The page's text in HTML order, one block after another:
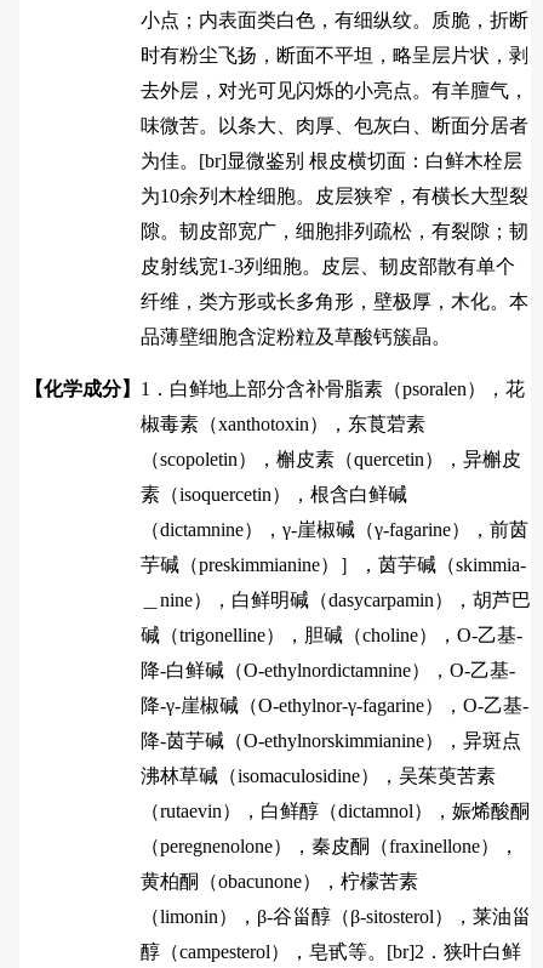
小点；内表面类白色，有细纵纹。质脆，折断
时有粉尘飞扬，断面不平坦，略呈层片状，剥
去外层，对光可见闪烁的小亮点。有羊膻气，
味微苦。以条大、肉厚、包灰白、断面分居者
为佳。[br]显微鉴别 根皮横切面：白鲜木栓层
为10余列木栓细胞。皮层狭窄，有横长大型裂
隙。韧皮部宽广，细胞排列疏松，有裂隙；韧
皮射线宽1-3列细胞。皮层、韧皮部散有单个
纤维，类方形或长多角形，壁极厚，木化。本
品薄壁细胞含淀粉粒及草酸钙簇晶。
【化学成分】 1．白鲜地上部分含补骨脂素（psoralen），花
椒毒素（xanthotoxin），东莨菪素
（scopoletin），槲皮素（quercetin），异槲皮
素（isoquercetin），根含白鲜碱
（dictamnine），γ-崖椒碱（γ-fagarine），前茵
芋碱（preskimmianine）］，茵芋碱（skimmia-
＿nine），白鲜明碱（dasycarpamin），胡芦巴
碱（trigonelline），胆碱（choline），O-乙基-
降-白鲜碱（O-ethylnordictamnine），O-乙基-
降-γ-崖椒碱（O-ethylnor-γ-fagarine），O-乙基-
降-茵芋碱（O-ethylnorskimmianine），异斑点
沸林草碱（isomaculosidine），吴茱萸苦素
（rutaevin），白鲜醇（dictamnol），娠烯酸酮
（peregnenolone），秦皮酮（fraxinellone），
黄柏酮（obacunone），柠檬苦素
（limonin），β-谷甾醇（β-sitosterol），莱油甾
醇（campesterol），皂甙等。[br]2．狭叶白鲜